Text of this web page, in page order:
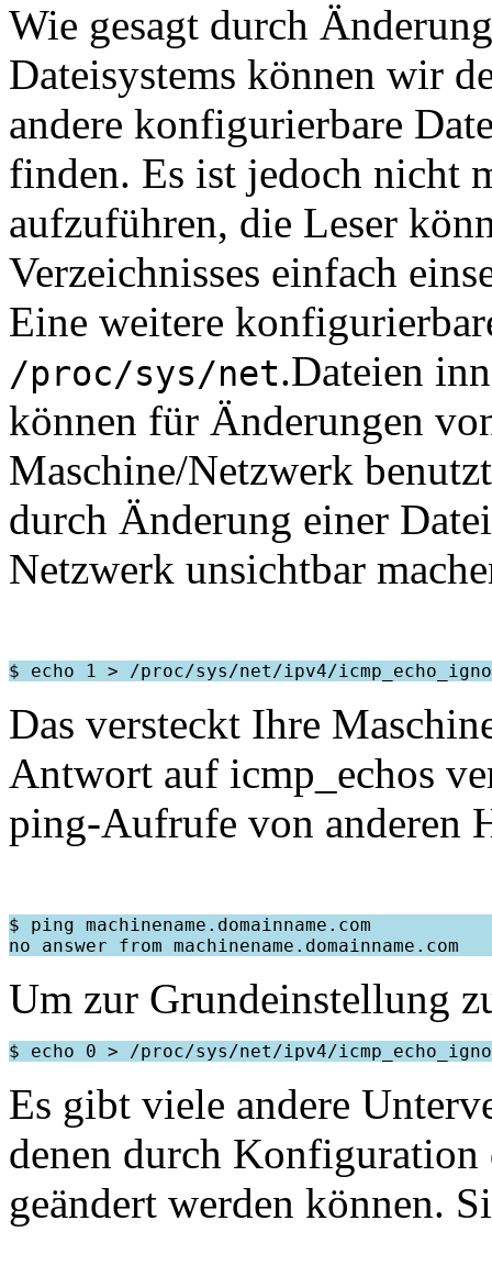
Wie gesagt durch
Dateisystems können wir
andere konfigurierbare
finden. Es ist jedoch nicht
aufzuführen, die Leser
Verzeichnisses einfach
Eine weitere
/proc/sys/net.Dateien
können für Änderungen
Maschine/Netzwerk
durch Änderung einer
Netzwerk unsichtbar
Das versteckt Ihre
Antwort auf icmp_echos
ping-Aufrufe von anderen
$ ping machinename.domainname.com
Um zur Grundeinstellung
Es gibt viele andere
denen durch Konfiguration
geändert werden können.